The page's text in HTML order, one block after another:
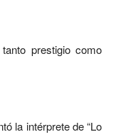
prestigio como
la intérprete de “Lo